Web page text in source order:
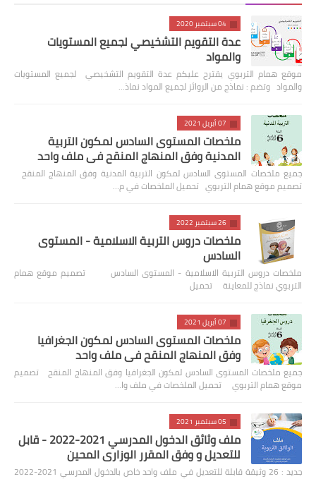
04 سبتمبر 2020
عدة التقويم التشخيصي لجميع المستويات
والمواد
موقع همام التربوي يقترح عليكم عدة التقويم التشخيصي لجميع المستويات
والمواد وتضم : نماذج من الروائز لجميع المواد نماذ…
07 أبريل 2021
ملخصات المستوى السادس لمكون التربية
المدنية وفق المنهاج المنقح في ملف واحد
جميع ملخصات المستوى السادس لمكون التربية المدنية وفق المنهاج المنقح
تصميم موقع همام التربوي تحميل الملخصات في م…
26 سبتمبر 2022
ملخصات دروس التربية الاسلامية - المستوى
السادس
ملخصات دروس التربية الاسلامية - المستوى السادس تصميم موقع همام
التربوي نماذج للمعاينة تحميل
07 أبريل 2021
ملخصات المستوى السادس لمكون الجغرافيا
وفق المنهاج المنقح في ملف واحد
جميع ملخصات المستوى السادس لمكون الجغرافيا وفق المنهاج المنقح تصميم
موقع همام التربوي تحميل الملخصات في ملف وا…
05 سبتمبر 2021
ملف وثائق الدخول المدرسي 2021-2022 - قابل
للتعديل و وفق المقرر الوزاري المحين
جديد : 26 وثيقة قابلة للتعديل في ملف واحد خاص بالدخول المدرسي 2021-2022